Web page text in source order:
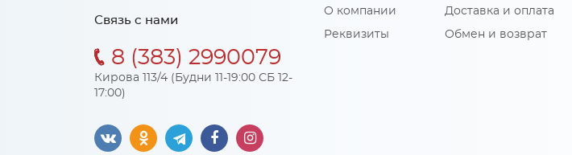
Связь с нами
8 (383) 2990079
Кирова 113/4 (Будни 11-19:00 СБ 12-
17:00)
О компании
Реквизиты
Доставка и оплата
Обмен и возврат